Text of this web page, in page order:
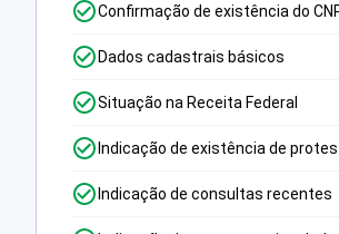
Confirmação de existência do
Dados cadastrais básicos
Situação na Receita Federal
Indicação de existência de
Indicação de consultas recentes